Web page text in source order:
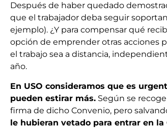
Después de haber quedado
que el trabajador deba seguir
ejemplo). ¿Y para compensar qué
opción de emprender otras acciones
el trabajo sea a distancia,
año.
En USO consideramos que es
pueden estirar más. Según se
firma de dicho Convenio, pero
le hubieran vetado para entrar en